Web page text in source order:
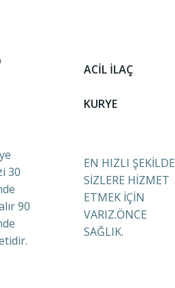
30
90
ACİL İLAÇ
KURYE
EN HIZLI ŞEKİLDE
SİZLERE HİZMET
ETMEK İÇİN
VARIZ.ÖNCE
SAĞLIK.